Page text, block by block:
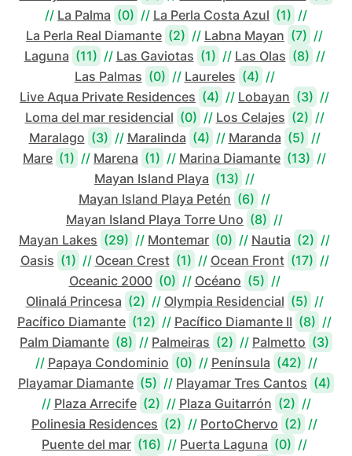
// La Palma (0) // La Perla Costa Azul (1) //
La Perla Real Diamante (2) // Labna Mayan (7) //
Laguna (11) // Las Gaviotas (1) // Las Olas (8) //
Las Palmas (0) // Laureles (4) //
Live Aqua Private Residences (4) // Lobayan (3) //
Loma del mar residencial (0) // Los Celajes (2) //
Maralago (3) // Maralinda (4) // Maranda (5) //
Mare (1) // Marena (1) // Marina Diamante (13) //
Mayan Island Playa (13) //
Mayan Island Playa Petén (6) //
Mayan Island Playa Torre Uno (8) //
Mayan Lakes (29) // Montemar (0) // Nautia (2) //
Oasis (1) // Ocean Crest (1) // Ocean Front (17) //
Oceanic 2000 (0) // Océano (5) //
Olinalá Princesa (2) // Olympia Residencial (5) //
Pacífico Diamante (12) // Pacífico Diamante II (8) //
Palm Diamante (8) // Palmeiras (2) // Palmetto (3)
// Papaya Condominio (0) // Península (42) //
Playamar Diamante (5) // Playamar Tres Cantos (4)
// Plaza Arrecife (2) // Plaza Guitarrón (2) //
Polinesia Residences (2) // PortoChervo (2) //
Puente del mar (16) // Puerta Laguna (0) //